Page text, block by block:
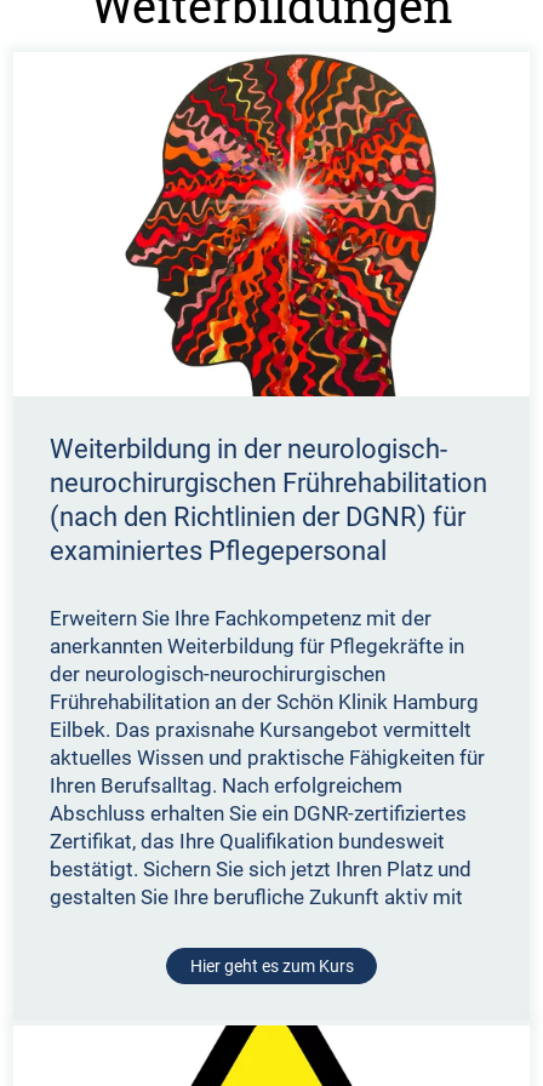
Weiterbildung in der neurologisch-
neurochirurgischen Frührehabilitation
(nach den Richtlinien der DGNR) für
examiniertes Pflegepersonal
Erweitern Sie Ihre Fachkompetenz mit der
anerkannten Weiterbildung für Pflegekräfte in
der neurologisch-neurochirurgischen
Frührehabilitation an der Schön Klinik Hamburg
Eilbek. Das praxisnahe Kursangebot vermittelt
aktuelles Wissen und praktische Fähigkeiten für
Ihren Berufsalltag. Nach erfolgreichem
Abschluss erhalten Sie ein DGNR-zertifiziertes
Zertifikat, das Ihre Qualifikation bundesweit
bestätigt. Sichern Sie sich jetzt Ihren Platz und
gestalten Sie Ihre berufliche Zukunft aktiv mit
Hier geht es zum Kurs